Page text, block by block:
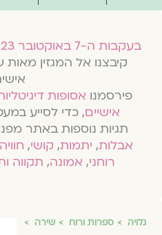
בעקבות ה-7 באוקטובר 2023
קיבצנו אל המגזין מאות
פירסמנואסופות
אישיים, כדי לסייע
תגיות נוספות באתר
אבלות,יתמות,קושי,
רוחני,אמונה,תקווה
גלויה ספרות ורוח שירה